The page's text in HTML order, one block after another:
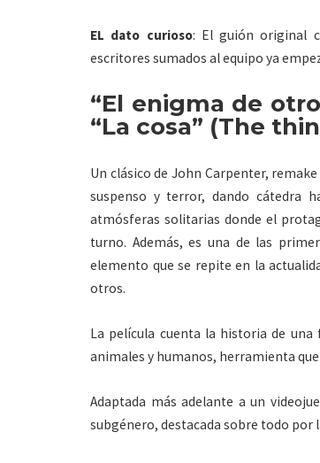
EL dato curioso: El guión original
escritores sumados al equipo ya
“El enigma de
“La cosa” (The
Un clásico de John Carpenter,
suspenso y terror, dando cátedra
atmósferas solitarias donde el
turno. Además, es una de las
elemento que se repite en la
otros.
La película cuenta la historia de
animales y humanos, herramienta
Adaptada más adelante a un
subgénero, destacada sobre todo por